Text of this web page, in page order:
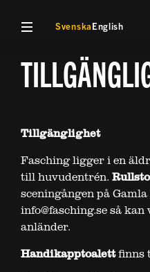
VISA MENYSvenskaEnglish
Tillgänglighet
Fasching ligger i en
till huvudentrén.
sceningången på
info@fasching.se så
anländer.
Handikapptoalettfinns